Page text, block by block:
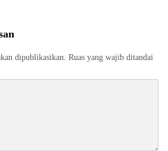
dipublikasikan. Ruas yang wajib ditandai